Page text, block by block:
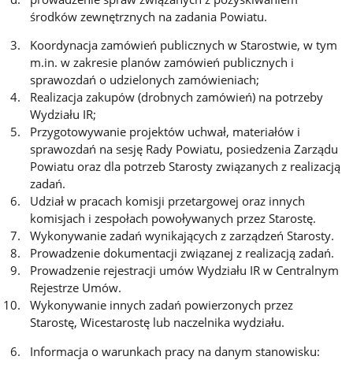
środków zewnętrznych na zadania Powiatu.
Koordynacja zamówień publicznych w Starostwie, w tym
m.in. w zakresie planów zamówień publicznych i
sprawozdań o udzielonych zamówieniach;
Realizacja zakupów (drobnych zamówień) na potrzeby
Wydziału IR;
Przygotowywanie projektów uchwał, materiałów i
sprawozdań na sesję Rady Powiatu, posiedzenia Zarządu
Powiatu oraz dla potrzeb Starosty związanych z realizacją
zadań.
Udział w pracach komisji przetargowej oraz innych
komisjach i zespołach powoływanych przez Starostę.
Wykonywanie zadań wynikających z zarządzeń Starosty.
Prowadzenie dokumentacji związanej z realizacją zadań.
Prowadzenie rejestracji umów Wydziału IR w Centralnym
Rejestrze Umów.
Wykonywanie innych zadań powierzonych przez
Starostę, Wicestarostę lub naczelnika wydziału.
Informacja o warunkach pracy na danym stanowisku: